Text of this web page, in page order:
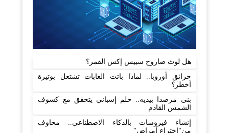
هل لوث صاروخ سبيس إكس القمر؟
حرائق أوروبا.. لماذا باتت الغابات تشتعل بوتيرة
أخطر؟
بنى مرصدا بيديه.. حلم إسباني يتحقق مع كسوف
الشمس القادم
إنشاء فيروسات بالذكاء الاصطناعي.. مخاوف
من"اختراع أمراض"